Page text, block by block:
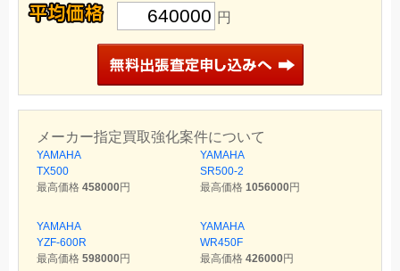
640000 円
メーカー指定買取強化案件について
YAMAHA
TX500
最高価格 458000円
YAMAHA
SR500-2
最高価格 1056000円
YAMAHA
YZF-600R
最高価格 598000円
YAMAHA
WR450F
最高価格 426000円